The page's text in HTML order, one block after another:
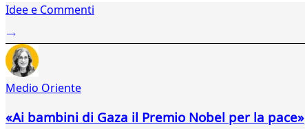
Idee e Commenti
Medio Oriente
«Ai bambini di Gaza il Premio Nobel per la pace»